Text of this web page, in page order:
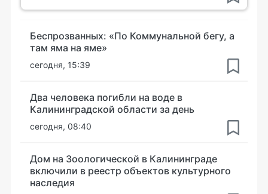
Беспрозванных: «По Коммунальной бегу, а
там яма на яме»
сегодня, 15:39
Два человека погибли на воде в
Калининградской области за день
сегодня, 08:40
Дом на Зоологической в Калининграде
включили в реестр объектов культурного
наследия